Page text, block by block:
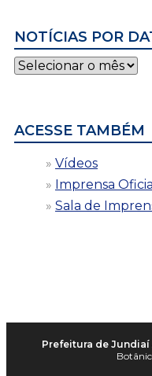
NOTÍCIAS POR
Notícias
por
ACESSE TAMBÉM
Vídeos
Imprensa Oficial
Sala de
Prefeitura de Jundiaí